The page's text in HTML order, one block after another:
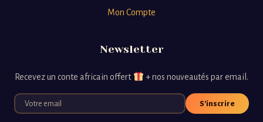
Mon Compte
Newsletter
Recevez un conte africain offert + nos nouveautés par email.
S'inscrire